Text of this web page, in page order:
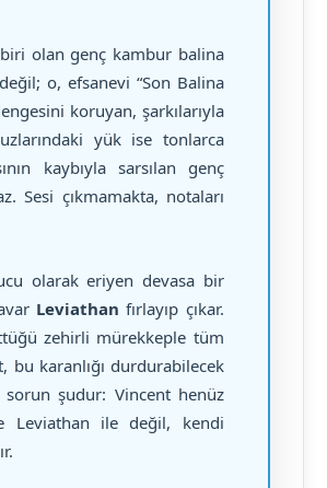
olan genç kambur balina
o, efsanevi “Son Balina
koruyan, şarkılarıyla
yük ise tonlarca
kaybıyla sarsılan genç
Sesi çıkmamakta, notaları
olarak eriyen devasa bir
Leviathan fırlayıp çıkar.
zehirli mürekkeple tüm
bu karanlığı durdurabilecek
şudur: Vincent henüz
Leviathan ile değil, kendi